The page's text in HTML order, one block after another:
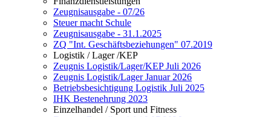
Zeugnisausgabe - 07/26
Steuer macht Schule
Zeugnisausgabe - 31.1.2025
ZQ "Int. Geschäftsbeziehungen" 07.2019
Logistik / Lager /KEP
Zeugnis Logistik/Lager/KEP Juli 2026
Zeugnis Logistik/Lager Januar 2026
Betriebsbesichtigung Logistik Juli 2025
IHK Bestenehrung 2023
Einzelhandel / Sport und Fitness